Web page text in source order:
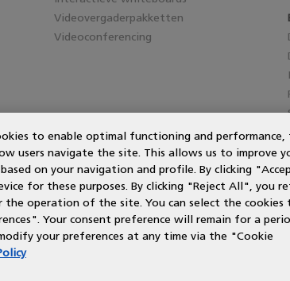
Videovergaderpakketten
Videoconferencing
to enable optimal functioning and
users navigate the site. This allows us to improve
on your navigation and profile. By clicking
for these purposes. By clicking "Reject All", you
the operation of the site. You can select the cookies
Your consent preference will remain for a
your preferences at any time via the "Cookie